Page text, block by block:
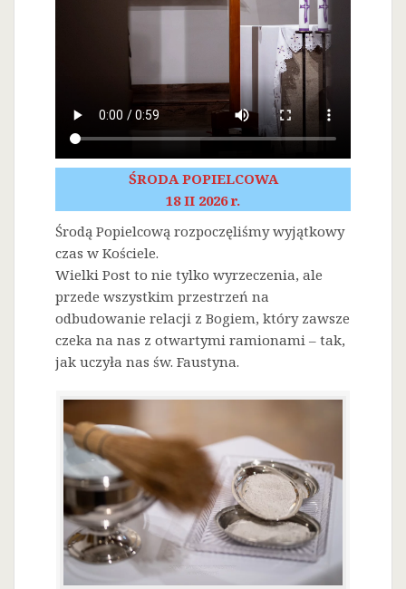
ŚRODA POPIELCOWA
18 II 2026 r.
Środą Popielcową rozpoczęliśmy wyjątkowy
czas w Kościele.
Wielki Post to nie tylko wyrzeczenia, ale
przede wszystkim przestrzeń na
odbudowanie relacji z Bogiem, który zawsze
czeka na nas z otwartymi ramionami – tak,
jak uczyła nas św. Faustyna.